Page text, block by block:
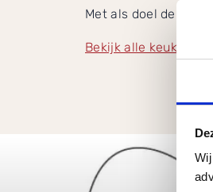
Met als doel de
Bekijk alle keukens